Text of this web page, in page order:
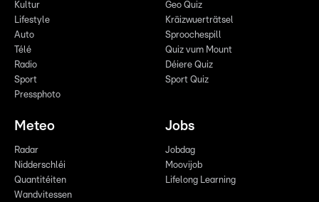
Kultur
Lifestyle
Auto
Télé
Radio
Sport
Pressphoto
Geo Quiz
Kräizwuerträtsel
Sproochespill
Quiz vum Mount
Déiere Quiz
Sport Quiz
Meteo
Radar
Nidderschléi
Quantitéiten
Wandvitessen
Jobs
Jobdag
Moovijob
Lifelong Learning